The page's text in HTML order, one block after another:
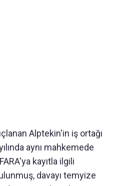
Alptekin'in iş ortağı
aynı mahkemede
kayıtla ilgili
davayı temyize